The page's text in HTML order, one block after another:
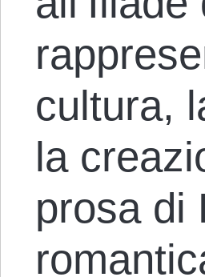
cultura,
la
prosa di